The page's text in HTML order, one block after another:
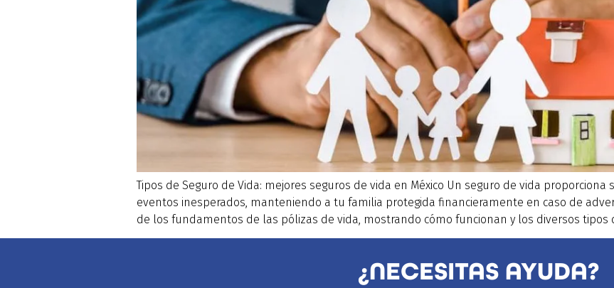
Tipos de Seguro de Vida: mejores seguros de vida en México Un seguro de vida
eventos inesperados, manteniendo a tu familia protegida financieramente en caso de
de los fundamentos de las pólizas de vida, mostrando cómo funcionan y los diversos tipos
¿NECESITAS AYUDA?